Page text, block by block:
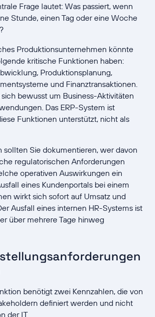
Frage lautet: Was passiert, wenn
Stunde, einen Tag oder eine Woche
Produktionsunternehmen könnte
kritische Funktionen haben:
Produktionsplanung,
und Finanztransaktionen.
bewusst um Business-Aktivitäten
Das ERP-System ist
Funktionen unterstützt, nicht als
sollten Sie dokumentieren, wer davon
regulatorischen Anforderungen
operativen Auswirkungen ein
eines Kundenportals bei einem
wirkt sich sofort auf Umsatz und
Ausfall eines internen HR-Systems ist
über mehrere Tage hinweg
benötigt zwei Kennzahlen, die von
definiert werden und nicht
der IT.